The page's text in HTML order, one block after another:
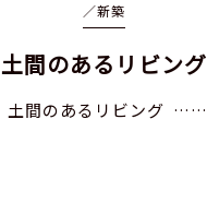
／新築
土間のあるリビング
土間のあるリビング ……